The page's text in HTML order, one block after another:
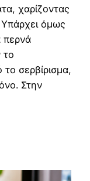
χαρίζοντας
όμως
περνά
το
σερβίρισμα,
Στην